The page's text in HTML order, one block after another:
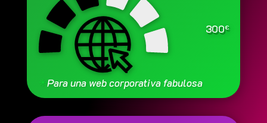
300€
✳Para una web corporativa fabulosa